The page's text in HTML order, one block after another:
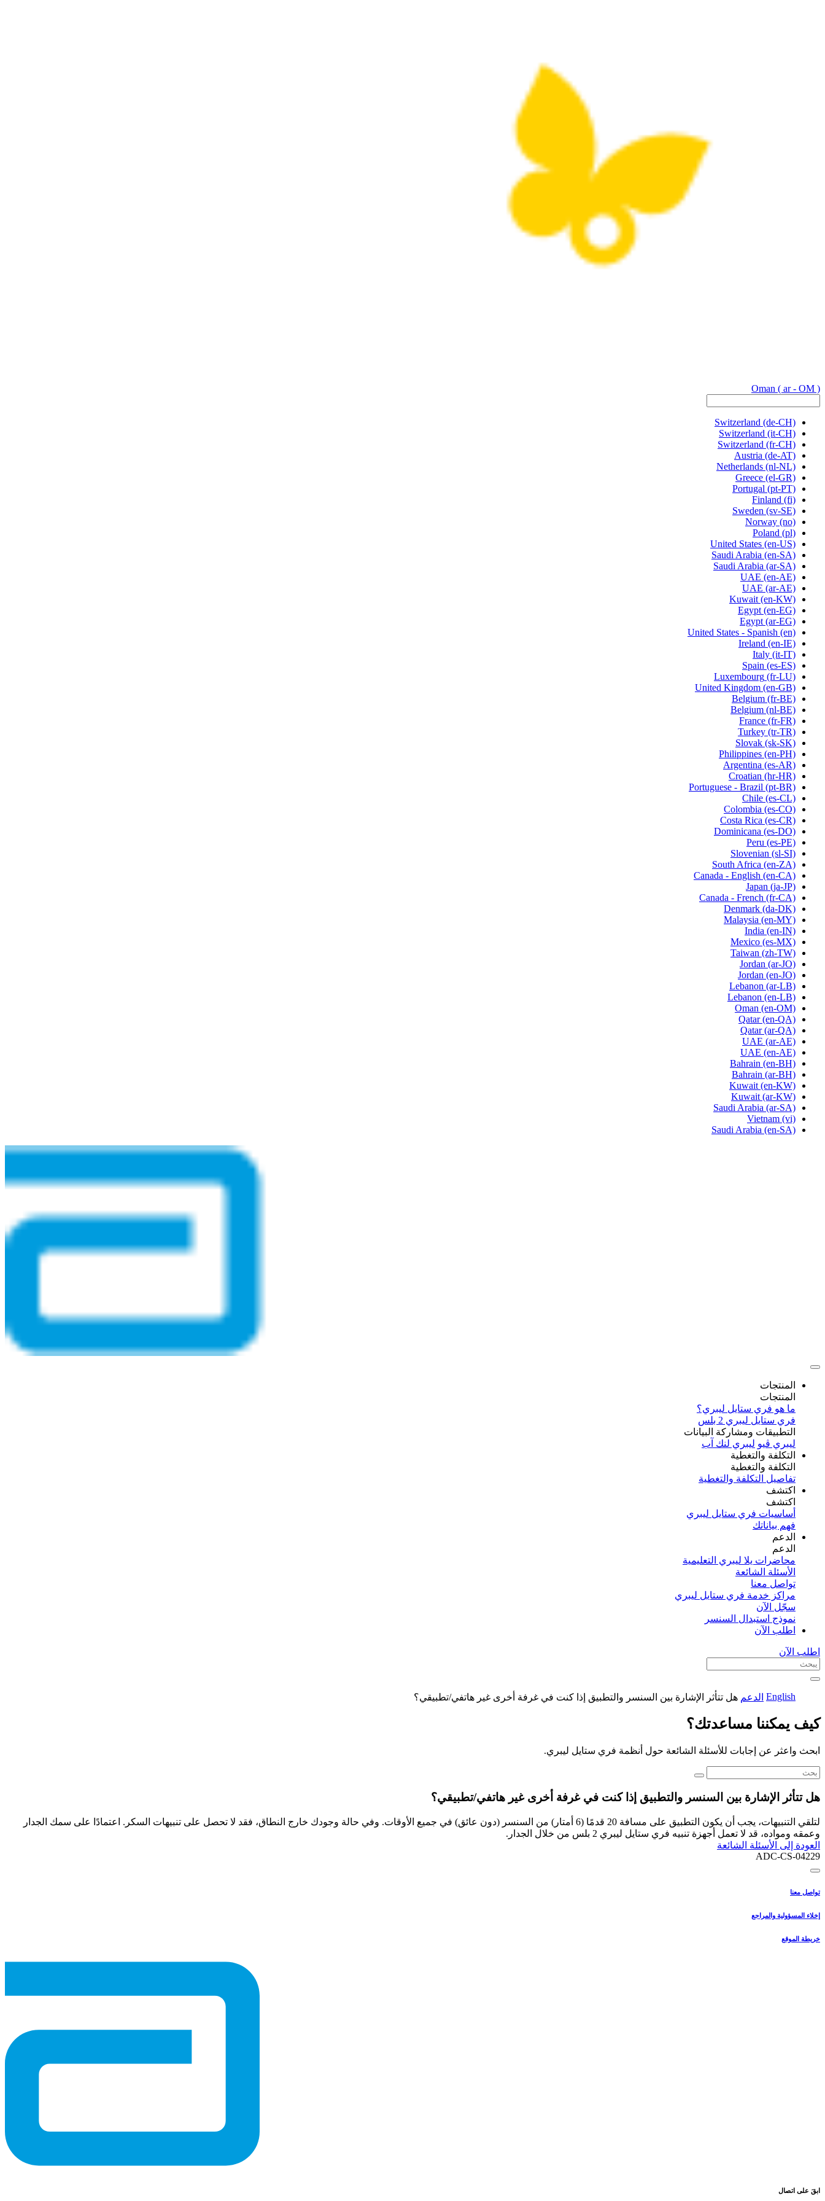
Oman ( ar - OM )
Switzerland (de-CH)
Switzerland (it-CH)
Switzerland (fr-CH)
Austria (de-AT)
Netherlands (nl-NL)
Greece (el-GR)
Portugal (pt-PT)
Finland (fi)
Sweden (sv-SE)
Norway (no)
Poland (pl)
United States (en-US)
Saudi Arabia (en-SA)
Saudi Arabia (ar-SA)
UAE (en-AE)
UAE (ar-AE)
Kuwait (en-KW)
Egypt (en-EG)
Egypt (ar-EG)
United States - Spanish (en)
Ireland (en-IE)
Italy (it-IT)
Spain (es-ES)
Luxembourg (fr-LU)
United Kingdom (en-GB)
Belgium (fr-BE)
Belgium (nl-BE)
France (fr-FR)
Turkey (tr-TR)
Slovak (sk-SK)
Philippines (en-PH)
Argentina (es-AR)
Croatian (hr-HR)
Portuguese - Brazil (pt-BR)
Chile (es-CL)
Colombia (es-CO)
Costa Rica (es-CR)
Dominicana (es-DO)
Peru (es-PE)
Slovenian (sl-SI)
South Africa (en-ZA)
Canada - English (en-CA)
Japan (ja-JP)
Canada - French (fr-CA)
Denmark (da-DK)
Malaysia (en-MY)
India (en-IN)
Mexico (es-MX)
Taiwan (zh-TW)
Jordan (ar-JO)
Jordan (en-JO)
Lebanon (ar-LB)
Lebanon (en-LB)
Oman (en-OM)
Qatar (en-QA)
Qatar (ar-QA)
UAE (ar-AE)
UAE (en-AE)
Bahrain (en-BH)
Bahrain (ar-BH)
Kuwait (en-KW)
Kuwait (ar-KW)
Saudi Arabia (ar-SA)
Vietnam (vi)
Saudi Arabia (en-SA)
المنتجات
المنتجات
ما هو فري ستايل ليبري؟
فري ستايل ليبري 2 بلس​
التطبيقات ومشاركة البيانات
ليبري ڤيو ليبري لنك آب
التكلفة والتغطية
التكلفة والتغطية
تفاصيل التكلفة والتغطية
اكتشف​
اكتشف​
أساسيات فري ستايل ليبري
فهم بياناتك
الدعم
الدعم
محاضرات يلا ليبري التعليمية
الأسئلة الشائعة
تواصل معنا
مراكز خدمة فري ستايل ليبري
سجّل الآن​
نموذج استبدال السنسر
اطلب الآن
اطلب الآن
English الدعم هل تتأثر الإشارة بين السنسر والتطبيق إذا كنت في غرفة أخرى غير هاتفي/تطبيقي؟
كيف يمكننا مساعدتك؟
ابحث واعثر عن إجابات للأسئلة الشائعة حول أنظمة فري ستايل ليبري.
هل تتأثر الإشارة بين السنسر والتطبيق إذا كنت في غرفة أخرى غير هاتفي/تطبيقي؟
لتلقي التنبيهات، يجب أن يكون التطبيق على مسافة 20 قدمًا (6 أمتار) من السنسر (دون عائق) في جميع الأوقات. وفي حالة وجودك خارج النطاق، فقد لا تحصل على تنبيهات السكر. اعتمادًا على سمك الجدار
وعمقه ومواده، قد لا تعمل أجهزة تنبيه فري ستايل ليبري 2 بلس من خلال الجدار.
العودة إلى الأسئلة الشائعة
ADC-CS-04229
تواصل معنا
إخلاء المسؤولية والمراجع
خريطة الموقع
ابقَ على اتصال